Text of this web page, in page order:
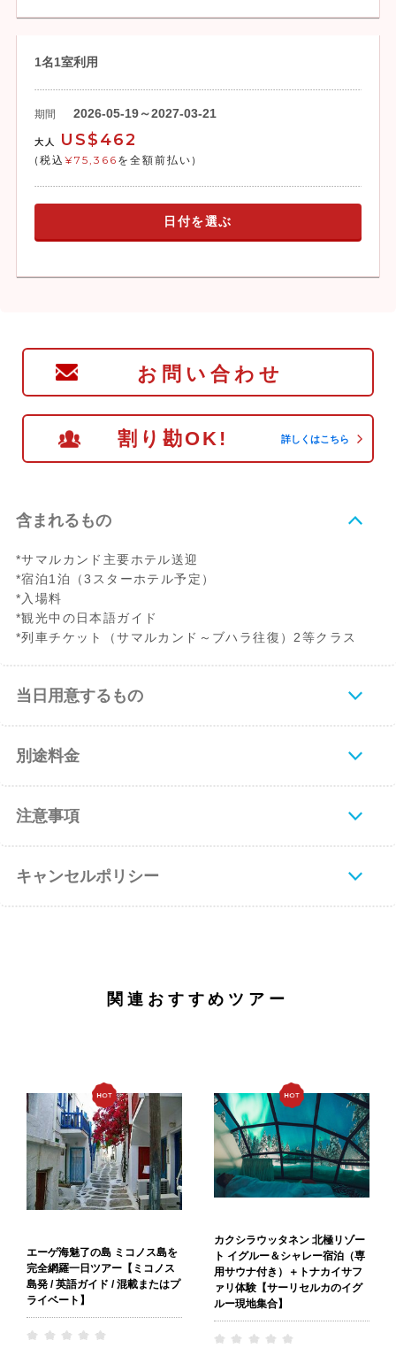
1名1室利用
期間 2026-05-19～2027-03-21
大人 US$462
(税込 ¥75,366 を全額前払い)
日付を選ぶ
お問い合わせ
割り勘OK! 詳しくはこちら
含まれるもの
*サマルカンド主要ホテル送迎
*宿泊1泊（3スターホテル予定）
*入場料
*観光中の日本語ガイド
*列車チケット（サマルカンド～ブハラ往復）2等クラス
当日用意するもの
別途料金
注意事項
キャンセルポリシー
関連おすすめツアー
エーゲ海魅了の島 ミコノス島を
完全網羅一日ツアー【ミコノス
島発 / 英語ガイド / 混載またはプ
ライベート】
カクシラウッタネン 北極リゾー
ト イグルー＆シャレー宿泊（専
用サウナ付き）＋トナカイサフ
ァリ体験【サーリセルカのイグ
ルー現地集合】